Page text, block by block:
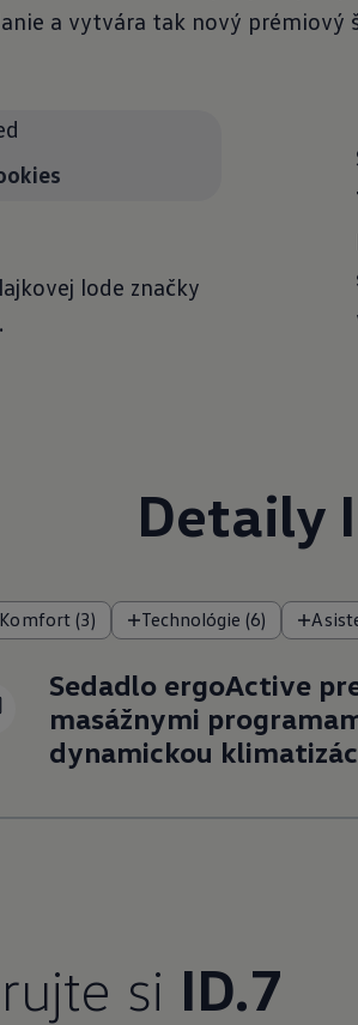
a vytvára tak nový prémiový
lode značky
Detaily
Komfort (3) Technológie (6)
Sedadlo ergoActive
masážnymi
dynamickou
si ID.7